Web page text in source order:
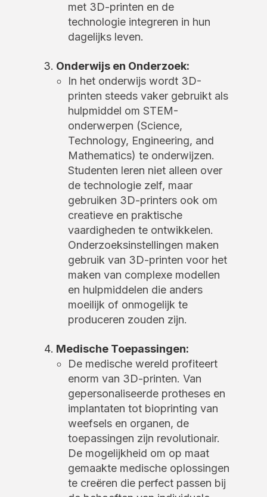
met 3D-printen en de
technologie integreren in hun
dagelijks leven.
Onderwijs en Onderzoek:
In het onderwijs wordt 3D-
printen steeds vaker gebruikt als
hulpmiddel om STEM-
onderwerpen (Science,
Technology, Engineering, and
Mathematics) te onderwijzen.
Studenten leren niet alleen over
de technologie zelf, maar
gebruiken 3D-printers ook om
creatieve en praktische
vaardigheden te ontwikkelen.
Onderzoeksinstellingen maken
gebruik van 3D-printen voor het
maken van complexe modellen
en hulpmiddelen die anders
moeilijk of onmogelijk te
produceren zouden zijn.
Medische Toepassingen:
De medische wereld profiteert
enorm van 3D-printen. Van
gepersonaliseerde protheses en
implantaten tot bioprinting van
weefsels en organen, de
toepassingen zijn revolutionair.
De mogelijkheid om op maat
gemaakte medische oplossingen
te creëren die perfect passen bij